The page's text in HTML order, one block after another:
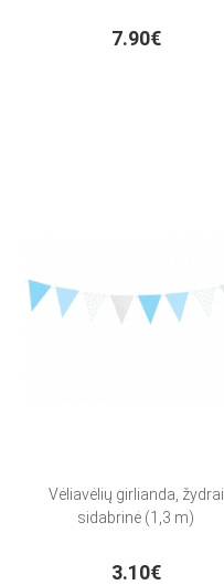
7.90€
Vėliavėlių girlianda, žydrai
sidabrinė (1,3 m)
3.10€